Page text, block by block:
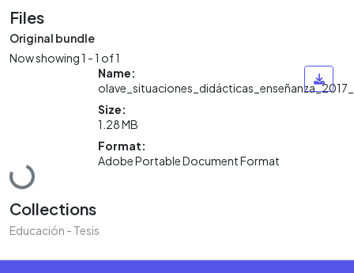
Files
Original bundle
Now showing1 - 1 of 1
Loading...
Name:
Size:
1.28 MB
Format:
Adobe Portable Document Format
Collections
Educación - Tesis